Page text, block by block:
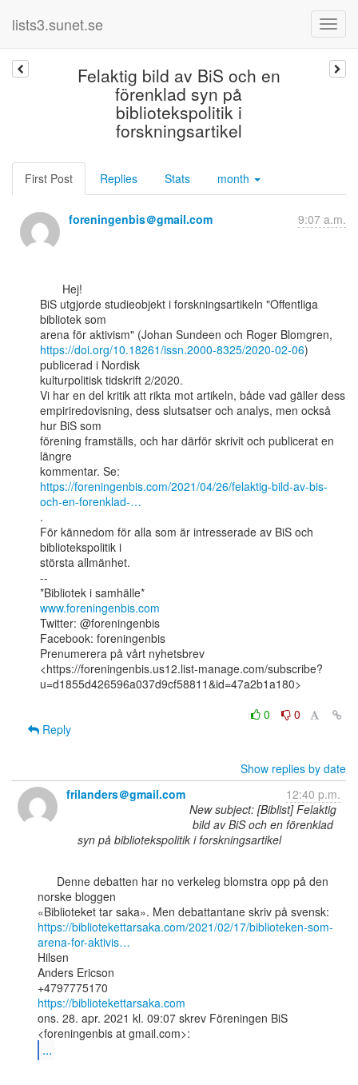
lists3.sunet.se
Felaktig bild av BiS och en
förenklad syn på
bibliotekspolitik i
forskningsartikel
First Post Replies Stats month
foreningenbis＠gmail.com 9:07 a.m.
BiS utgjorde studieobjekt i forskningsartikeln "Offentliga
bibliotek som
https://doi.org/10.18261/issn.2000-8325/2020-02-06)
publicerad i Nordisk
kulturpolitisk tidskrift 2/2020.
Vi har en del kritik att rikta mot artikeln, både vad gäller dess
empiriredovisning, dess slutsatser och analys, men också
hur BiS som
förening framställs, och har därför skrivit och publicerat en
längre
https://foreningenbis.com/2021/04/26/felaktig-bild-av-bis-
och-en-forenklad-…
.
För kännedom för alla som är intresserade av BiS och
bibliotekspolitik i
största allmänhet.
--
www.foreningenbis.com
Twitter: @foreningenbis
Facebook: foreningenbis
Prenumerera på vårt nyhetsbrev
<https://foreningenbis.us12.list-manage.com/subscribe?
u=d1855d426596a037d9cf58811&id=47a2b1a180>
0
0
Reply
Show replies by date
frilanders＠gmail.com
12:40 p.m.
New subject: [Biblist] Felaktig
bild av BiS och en förenklad
syn på bibliotekspolitik i forskningsartikel
norske bloggen
https://bibliotekettarsaka.com/2021/02/17/biblioteken-som-
arena-for-aktivis…
Hilsen
Anders Ericson
https://bibliotekettarsaka.com
ons. 28. apr. 2021 kl. 09:07 skrev Föreningen BiS
...